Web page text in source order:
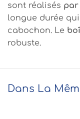
sont réalisés par
longue durée
cabochon. Le
robuste.
Dans La